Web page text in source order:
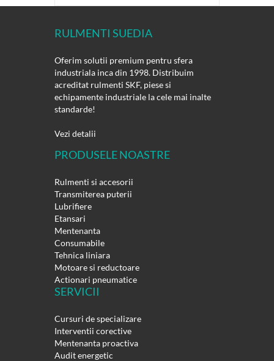
RULMENTI SUEDIA
Oferim solutii premium pentru sfera
industriala inca din 1998. Distribuim
acreditat rulmenti SKF, piese si
echipamente industriale la cele mai inalte
standarde!
Vezi detalii
PRODUSELE NOASTRE
Rulmenti si accesorii
Transmiterea puterii
Lubrifiere
Etansari
Mentenanta
Consumabile
Tehnica liniara
Motoare si reductoare
Actionari pneumatice
SERVICII
Cursuri de specializare
Interventii corective
Mentenanta proactiva
Audit energetic